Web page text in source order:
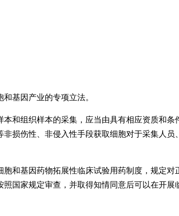
基因产业的专项立法。
和组织样本的采集，应当由具有相应资质和
损伤性、非侵入性手段获取细胞对于采集人员
和基因药物拓展性临床试验用药制度，规定对
国家规定审查，并取得知情同意后可以在开展